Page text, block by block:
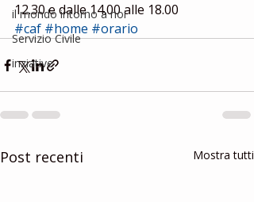
il mondo intorno a noi
Servizio Civile
inziative
12.30 e dalle 14.00 alle 18.00
#caf #home #orario
Post recenti Mostra tutti